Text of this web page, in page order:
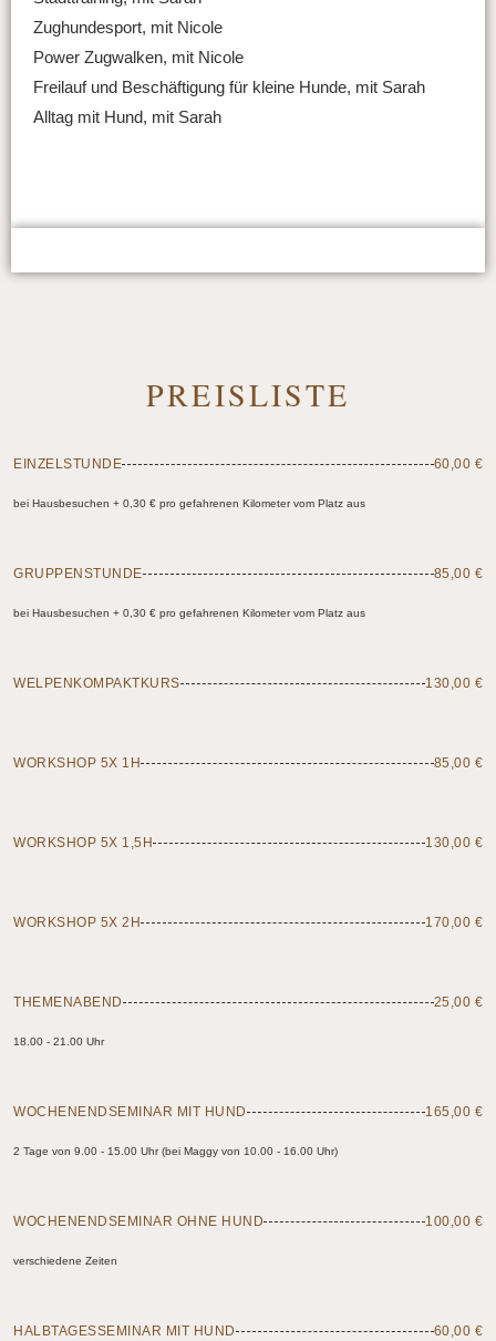
Zughundesport, mit Nicole
Power Zugwalken, mit Nicole
Freilauf und Beschäftigung für kleine Hunde, mit Sarah
Alltag mit Hund, mit Sarah
PREISLISTE
EINZELSTUNDE 60,00 €
bei Hausbesuchen + 0,30 € pro gefahrenen Kilometer vom Platz aus
GRUPPENSTUNDE 85,00 €
bei Hausbesuchen + 0,30 € pro gefahrenen Kilometer vom Platz aus
WELPENKOMPAKTKURS 130,00 €
WORKSHOP 5X 1H 85,00 €
WORKSHOP 5X 1,5H 130,00 €
WORKSHOP 5X 2H 170,00 €
THEMENABEND 25,00 €
18.00 - 21.00 Uhr
WOCHENENDSEMINAR MIT HUND 165,00 €
2 Tage von 9.00 - 15.00 Uhr (bei Maggy von 10.00 - 16.00 Uhr)
WOCHENENDSEMINAR OHNE HUND 100,00 €
verschiedene Zeiten
HALBTAGESSEMINAR MIT HUND 60,00 €